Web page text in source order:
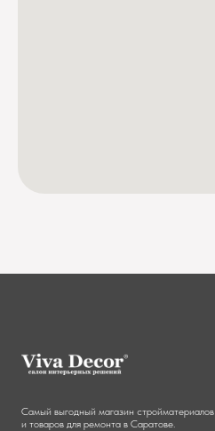
Самый выгодный магазин стройматериалов
и товаров для ремонта в Саратове.